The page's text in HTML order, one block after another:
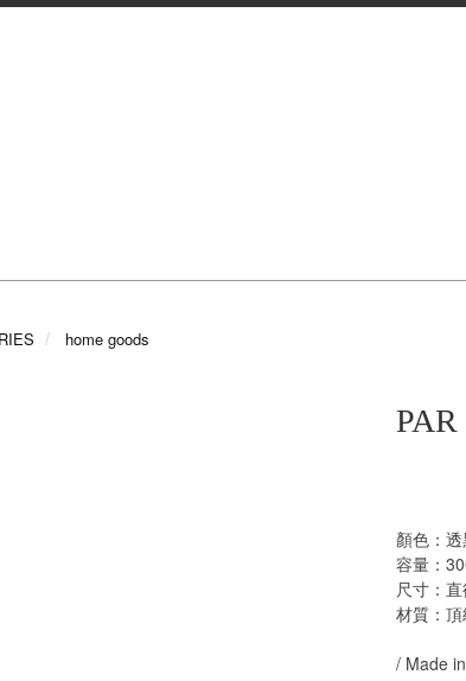
home goods
顏色：
容量：
尺寸：
材質：
/ Made